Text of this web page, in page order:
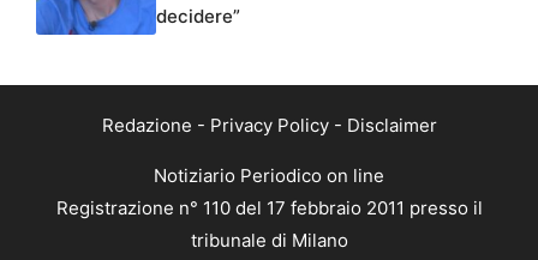
decidere”
Redazione - Privacy Policy- Disclaimer
Notiziario Periodico on line
Registrazione n° 110 del 17 febbraio 2011 presso il
tribunale di Milano